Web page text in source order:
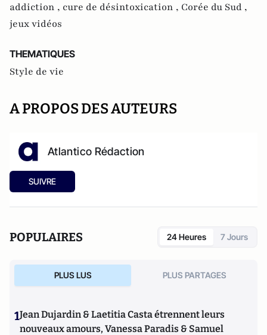
addiction , cure de désintoxication , Corée du Sud ,
jeux vidéos
THEMATIQUES
Style de vie
A PROPOS DES AUTEURS
Atlantico Rédaction
SUIVRE
POPULAIRES 24 Heures 7 Jours
PLUS LUS PLUS PARTAGES
1Jean Dujardin & Laetitia Casta étrennent leurs
nouveaux amours, Vanessa Paradis & Samuel